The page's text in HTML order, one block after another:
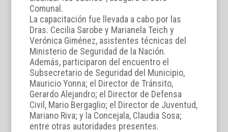
Comunal.
La capacitación fue llevada a cabo por las
Dras. Cecilia Sarobe y Marianela Teich y
Verónica Giménez, asistentes técnicas del
Ministerio de Seguridad de la Nación.
Además, participaron del encuentro el
Subsecretario de Seguridad del Municipio,
Mauricio Yonna; el Director de Tránsito,
Gerardo Alejandro; el Director de Defensa
Civil, Mario Bergaglio; el Director de Juventud,
Mariano Riva; y la Concejala, Claudia Sosa;
entre otras autoridades presentes.